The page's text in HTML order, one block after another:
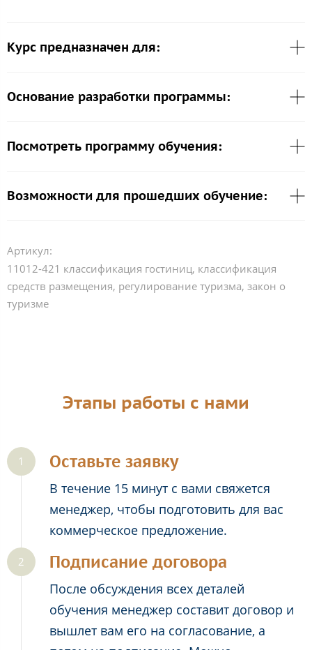
Курс предназначен для:
Основание разработки программы:
Посмотреть программу обучения:
Возможности для прошедших обучение:
Артикул:
11012-421 классификация гостиниц, классификация
средств размещения, регулирование туризма, закон о
туризме
Этапы работы с нами
Оставьте заявку
В течение 15 минут с вами свяжется
менеджер, чтобы подготовить для вас
коммерческое предложение.
Подписание договора
После обсуждения всех деталей
обучения менеджер составит договор и
вышлет вам его на согласование, а